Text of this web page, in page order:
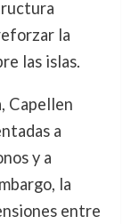
la
las islas.
Capellen
a
y a
la
entre